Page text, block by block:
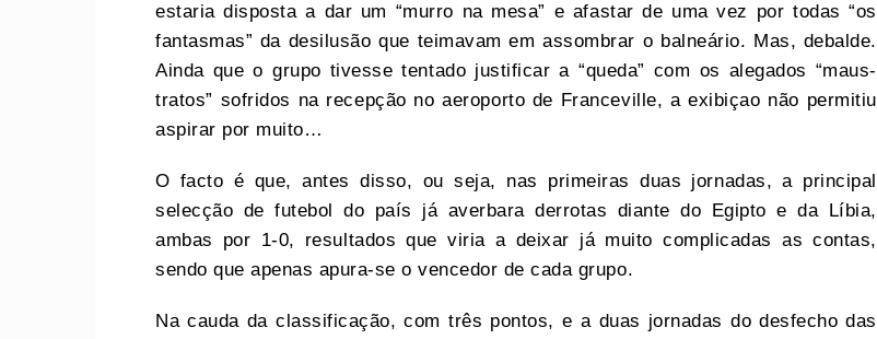
estaria disposta a dar um “murro na mesa” e afastar de uma vez por todas “os
fantasmas” da desilusão que teimavam em assombrar o balneário. Mas, debalde.
Ainda que o grupo tivesse tentado justificar a “queda” com os alegados “maus-
tratos” sofridos na recepção no aeroporto de Franceville, a exibiçao não permitiu
aspirar por muito…
O facto é que, antes disso, ou seja, nas primeiras duas jornadas, a principal
selecção de futebol do país já averbara derrotas diante do Egipto e da Líbia,
ambas por 1-0, resultados que viria a deixar já muito complicadas as contas,
sendo que apenas apura-se o vencedor de cada grupo.
Na cauda da classificação, com três pontos, e a duas jornadas do desfecho das